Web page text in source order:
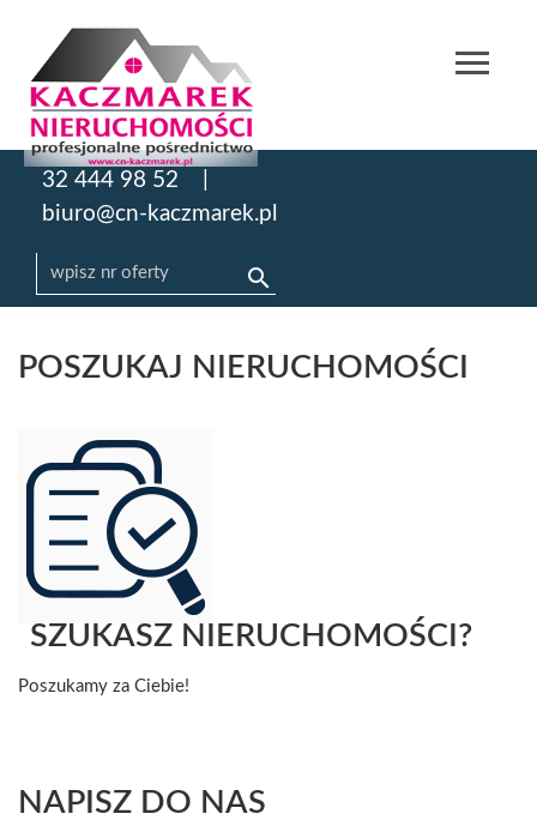
32 444 98 52
biuro@cn-kaczmarek.pl
POSZUKAJ NIERUCHOMOŚCI
SZUKASZ NIERUCHOMOŚCI?
Poszukamy za Ciebie!
NAPISZ DO NAS